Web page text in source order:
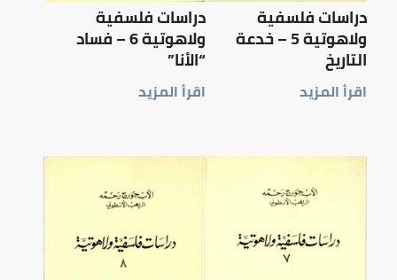
دراسات فلسفية
ولاهوتية 5 – خدعة
التاريخ
اقرأ المزيد
دراسات فلسفية
ولاهوتية 6 – فساد
“الأنا”
اقرأ المزيد